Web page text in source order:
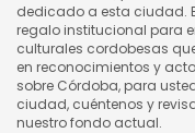
dedicado a esta ciudad.
regalo institucional para
culturales cordobesas
en reconocimientos y
sobre Córdoba, para
ciudad, cuéntenos y
nuestro fondo actual.